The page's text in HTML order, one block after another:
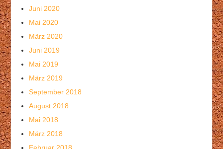
Juni 2020
Mai 2020
März 2020
Juni 2019
Mai 2019
März 2019
September 2018
August 2018
Mai 2018
März 2018
Februar 2018